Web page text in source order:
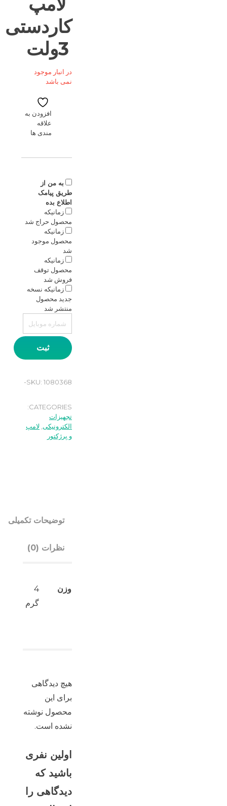
کاردستی
3ولت
در انبار موجود
نمی باشد
افزودن به
علاقه
مندی ها
به من از
طریق پیامک
اطلاع بده
زمانیکه
محصول حراج شد
زمانیکه
محصول موجود
شد
زمانیکه
محصول توقف
فروش شد
زمانیکه نسخه
جدید محصول
منتشر شد
ثبت
SKU: 1080368-
CATEGORIES:
تجهیزات
الکترونیکی لامپ
و پرژکتور
توضیحات تکمیلی
نظرات (0)
وزن
4
گرم
هیچ دیدگاهی
برای این
محصول نوشته
نشده است.
اولین نفری
باشید که
دیدگاهی را